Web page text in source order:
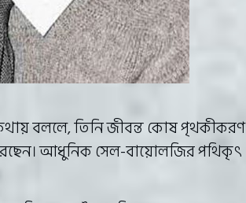
বললে, তিনি জীবন্ত কোষ পৃথকীকরণ
আধুনিক সেল-বায়োলজির পথিকৃৎ